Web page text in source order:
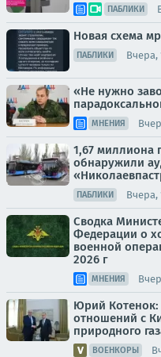
ПАБЛИКИ
Новая схема
ПАБЛИКИ Вчера,
«Не нужно
МНЕНИЯ
1,67 миллиона
обнаружили
ПАБЛИКИ Вчера,
Сводка
Федерации о
военной
2026 г
МНЕНИЯ
Юрий Котенок:
отношений с
природного
ВОЕНКОРЫ